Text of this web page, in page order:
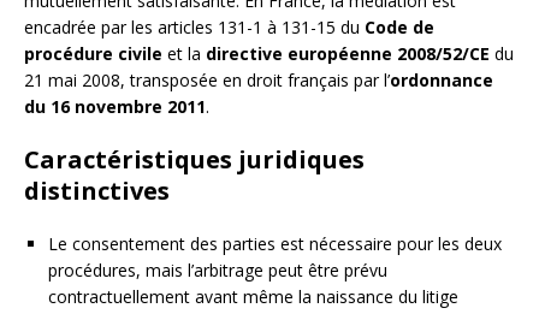
encadrée par les articles 131-1 à 131-15 du Code de
procédure civile et la directive européenne 2008/52/CE du
21 mai 2008, transposée en droit français par l’ordonnance
du 16 novembre 2011.
Caractéristiques juridiques
distinctives
Le consentement des parties est nécessaire pour les deux
procédures, mais l’arbitrage peut être prévu
contractuellement avant même la naissance du litige